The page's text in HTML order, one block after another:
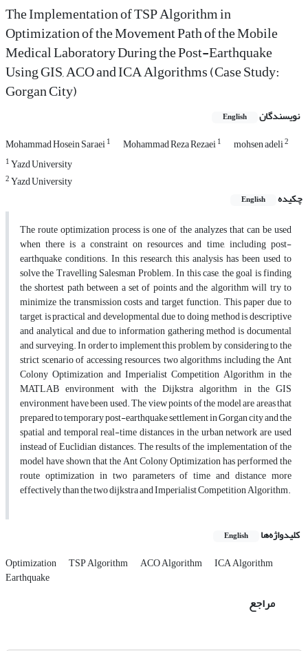
The Implementation of TSP Algorithm in
Optimization of the Movement Path of the Mobile
Medical Laboratory During the Post-Earthquake
Using GIS, ACO and ICA Algorithms (Case Study:
Gorgan City)
نویسندگان English
Mohammad Hosein Saraei1 Mohammad Reza Rezaei1 mohsen adeli2
1Yazd University
2Yazd University
چکیده
English
The route optimization process is one of the analyzes that can be used
when there is a constraint on resources and time, including post-
earthquake conditions. In this research, this analysis has been used to
solve the Travelling Salesman Problem. In this case, the goal is finding
the shortest path between a set of points and the algorithm will try to
minimize the transmission costs and target function. This paper due to
target, is practical and developmental, due to doing method is descriptive
and analytical and due to information gathering method is documental
and surveying. In order to implement this problem, by considering to the
strict scenario of accessing resources, two algorithms including the Ant
Colony Optimization and Imperialist Competition Algorithm in the
MATLAB environment with the Dijkstra algorithm in the GIS
environment have been used. The view points of the model are areas that
prepared to temporary post-earthquake settlement in Gorgan city and the
spatial and temporal real-time distances in the urban network are used
instead of Euclidian distances. The results of the implementation of the
model have shown that the Ant Colony Optimization has performed the
route optimization in two parameters of time and distance more
effectively than the two dijkstra and Imperialist Competition Algorithm.
کلیدواژه‌ها English
Optimization TSP Algorithm ACO Algorithm ICA Algorithm
Earthquake
مراجع